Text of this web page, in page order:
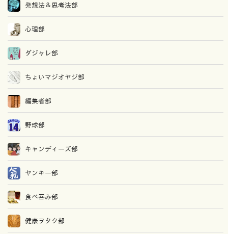
発想法＆思考法部
心理部
ダジャレ部
ちょいマジオヤジ部
編集者部
野球部
キャンディーズ部
ヤンキー部
食べ吞み部
健康ヲタク部